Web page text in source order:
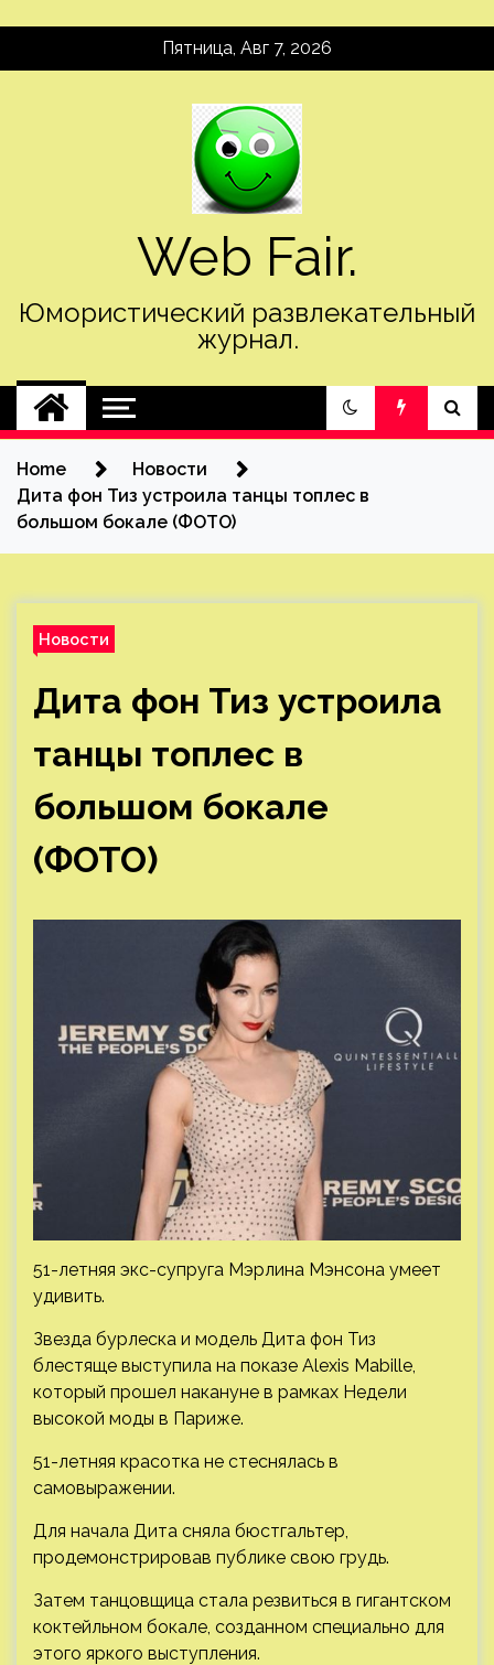
Пятница, Авг 7, 2026
Web Fair.
Юмористический развлекательный
журнал.
Home
Новости
Дита фон Тиз устроила танцы топлес в
большом бокале (ФОТО)
Новости
Дита фон Тиз устроила
танцы топлес в
большом бокале
(ФОТО)
51-летняя экс-супруга Мэрлина Мэнсона умеет
удивить.
Звезда бурлеска и модель Дита фон Тиз
блестяще выступила на показе Alexis Mabille,
который прошел накануне в рамках Недели
высокой моды в Париже.
51-летняя красотка не стеснялась в
самовыражении.
Для начала Дита сняла бюстгальтер,
продемонстрировав публике свою грудь.
Затем танцовщица стала резвиться в гигантском
коктейльном бокале, созданном специально для
этого яркого выступления.